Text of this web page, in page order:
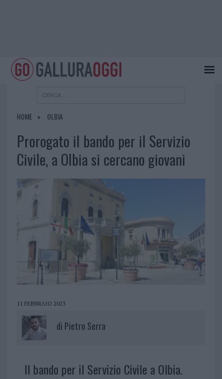
HOME OLBIA
Prorogato il bando per il Servizio
Civile, a Olbia si cercano giovani
11 FEBBRAIO 2023
di Pietro Serra
Il bando per il Servizio Civile a Olbia.